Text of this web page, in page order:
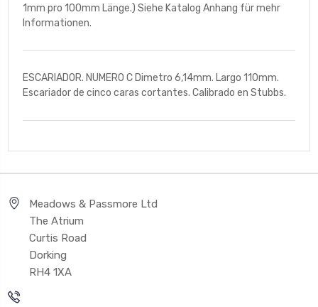
1mm pro 100mm Länge.) Siehe Katalog Anhang für mehr
Informationen.
ESCARIADOR. NUMERO C Dimetro 6,14mm. Largo 110mm.
Escariador de cinco caras cortantes. Calibrado en Stubbs.
Meadows & Passmore Ltd
The Atrium
Curtis Road
Dorking
RH4 1XA